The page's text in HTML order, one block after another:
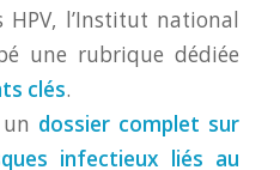
l’Institut national
une rubrique dédiée
clés.
dossier complet sur
infectieux liés au